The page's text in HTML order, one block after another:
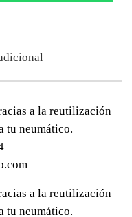
a la reutilización
tu neumático.
a la reutilización
tu neumático.